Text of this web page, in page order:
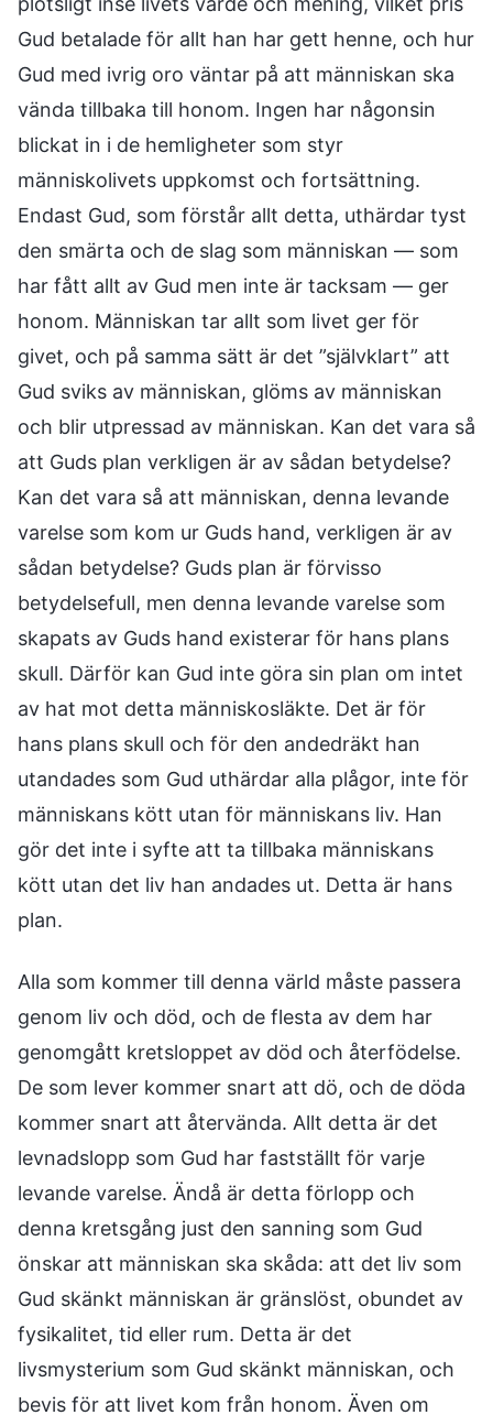
Gud betalade för allt han har gett henne, och hur
Gud med ivrig oro väntar på att människan ska
vända tillbaka till honom. Ingen har någonsin
blickat in i de hemligheter som styr
människolivets uppkomst och fortsättning.
Endast Gud, som förstår allt detta, uthärdar tyst
den smärta och de slag som människan — som
har fått allt av Gud men inte är tacksam — ger
honom. Människan tar allt som livet ger för
givet, och på samma sätt är det ”självklart” att
Gud sviks av människan, glöms av människan
och blir utpressad av människan. Kan det vara så
att Guds plan verkligen är av sådan betydelse?
Kan det vara så att människan, denna levande
varelse som kom ur Guds hand, verkligen är av
sådan betydelse? Guds plan är förvisso
betydelsefull, men denna levande varelse som
skapats av Guds hand existerar för hans plans
skull. Därför kan Gud inte göra sin plan om intet
av hat mot detta människosläkte. Det är för
hans plans skull och för den andedräkt han
utandades som Gud uthärdar alla plågor, inte för
människans kött utan för människans liv. Han
gör det inte i syfte att ta tillbaka människans
kött utan det liv han andades ut. Detta är hans
plan.
Alla som kommer till denna värld måste passera
genom liv och död, och de flesta av dem har
genomgått kretsloppet av död och återfödelse.
De som lever kommer snart att dö, och de döda
kommer snart att återvända. Allt detta är det
levnadslopp som Gud har fastställt för varje
levande varelse. Ändå är detta förlopp och
denna kretsgång just den sanning som Gud
önskar att människan ska skåda: att det liv som
Gud skänkt människan är gränslöst, obundet av
fysikalitet, tid eller rum. Detta är det
livsmysterium som Gud skänkt människan, och
bevis för att livet kom från honom. Även om